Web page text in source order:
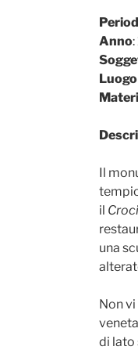
Anno
Il
il
una
Non
di lato